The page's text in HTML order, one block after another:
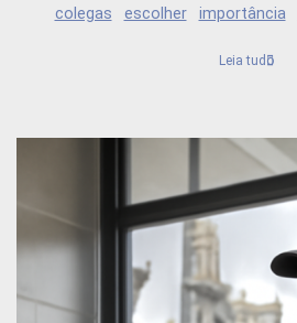
colegas escolher importância
Leia tudo